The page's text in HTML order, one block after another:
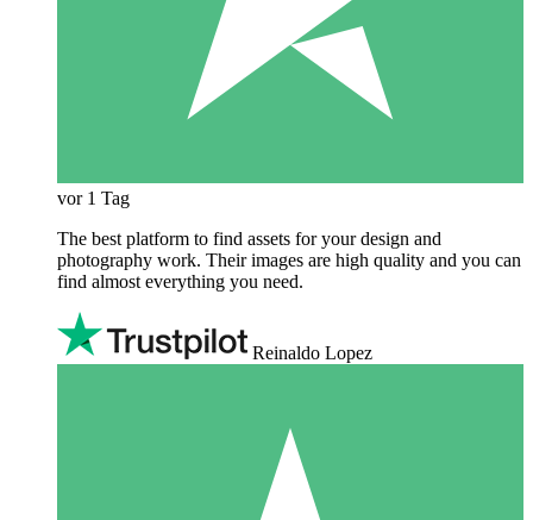
vor 1 Tag
The best platform to find assets for your design and
photography work. Their images are high quality and you can
find almost everything you need.
Reinaldo Lopez